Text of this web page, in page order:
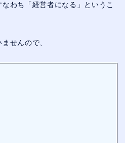
わち「経営者になる」というこ
せんので、